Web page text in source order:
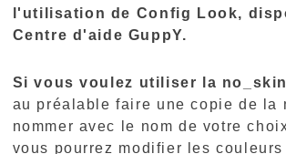
l'utilisation de Config Look,
Centre d'aide GuppY.
Si vous voulez utiliser la
au préalable faire une copie de la
nommer avec le nom de votre
vous pourrez modifier les